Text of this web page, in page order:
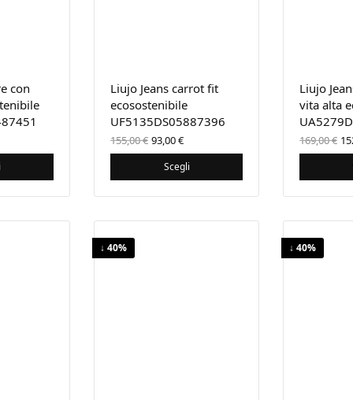
con
Liujo Jeans carrot fit
ecosostenibile
UF5135DS05887396
155,00€ Il prezzo
originale
era:
155,00 €.
93,00€Il
prezzo
attuale
è:
Scegli
Liujo
vita alta
169,00€ Il
↓ 40% ↓ 40%